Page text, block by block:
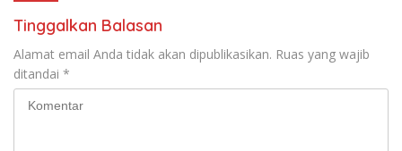
Tinggalkan Balasan
Alamat email Anda tidak akan dipublikasikan. Ruas yang wajib
ditandai *